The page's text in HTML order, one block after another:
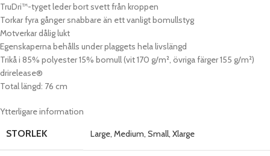
TruDri™-tyget leder bort svett från kroppen
Torkar fyra gånger snabbare än ett vanligt bomullstyg
Motverkar dålig lukt
Egenskaperna behålls under plaggets hela livslängd
Trikå i 85% polyester 15% bomull (vit 170 g/m², övriga färger 155 g/m²)
drirelease®
Total längd: 76 cm
Ytterligare information
STORLEK Large, Medium, Small, Xlarge